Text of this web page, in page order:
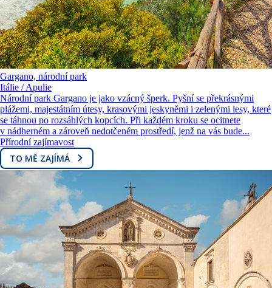
Gargano, národní park
Itálie / Apulie
Národní park Gargano je jako vzácný šperk. Pyšní se překrásnými
plážemi, majestátním útesy, krasovými jeskyněmi i zelenými lesy, které
se táhnou po rozsáhlých kopcích. Při každém kroku se ocitnete
v nádherném a zároveň nedotčeném prostředí, jenž na vás bude...
Přírodní zajímavost
TO MĚ ZAJÍMÁ